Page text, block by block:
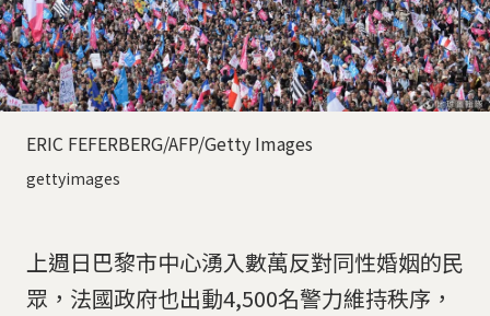
ERIC FEFERBERG/AFP/Getty Images
gettyimages
上週日巴黎市中心湧入數萬反對同性婚姻的民
眾，法國政府也出動4,500名警力維持秩序，